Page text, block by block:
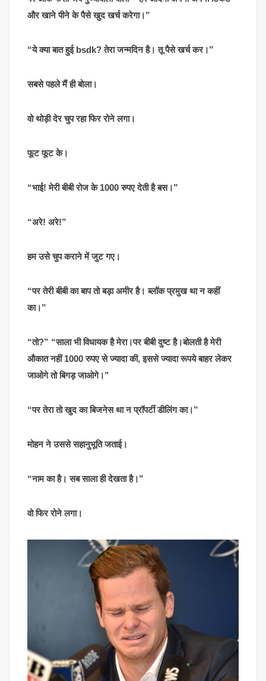
और खाने पीने के पैसे खुद खर्च करेगा।”
“ये क्या बात हुई bsdk? तेरा जन्मदिन है। तू पैसे खर्च कर।”
सबसे पहले मैं ही बोला।
वो थोड़ी देर चुप रहा फिर रोने लगा।
फूट फूट के।
“भाई! मेरी बीबी रोज के 1000 रुपए देती है बस।”
“अरे! अरे!”
हम उसे चुप कराने में जुट गए।
“पर तेरी बीबी का बाप तो बड़ा अमीर है। ब्लॉक प्रमुख था न कहीं
का।”
“तो?” “साला भी विधायक है मेरा।पर बीबी दुष्ट है।बोलती है मेरी
औकात नहीं 1000 रुपए से ज्यादा की, इससे ज्यादा रूपये बाहर लेकर
जाओगे तो बिगड़ जाओगे।”
“पर तेरा तो खुद का बिजनेस था न प्रॉपर्टी डीलिंग का।”
मोहन ने उससे सहानुभूति जताई।
“नाम का है। सब साला ही देखता है।”
वो फिर रोने लगा।